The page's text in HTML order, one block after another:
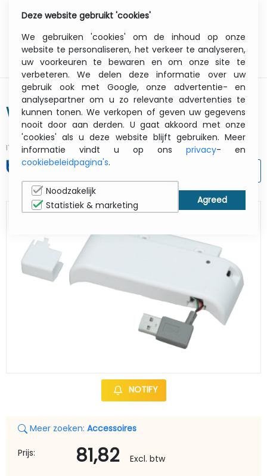
Wi-Fi WLAN Interface (pa-wi-001)
ITCurry #:07358207 | Article #: PAWI001
NOTIFY
Meer zoeken: Accessoires
Prijs: 81,82
Excl. btw
Deze website gebruikt 'cookies'
We gebruiken 'cookies' om de inhoud op onze
website te personaliseren, het verkeer te analyseren,
uw voorkeuren te bewaren en om onze site te
verbeteren. We delen deze informatie over uw
gebruik ook met Google, onze advertentie- en
analysepartner om u zo relevante advertenties te
kunnen tonen. We verkopen of geven uw gegevens
nooit door aan derden. U gaat akkoord met onze
'cookies' als u deze website blijft gebruiken. Meer
informatie vindt u op ons privacy- en
cookiebeleidpagina's.
Noodzakelijk
Statistiek & marketing